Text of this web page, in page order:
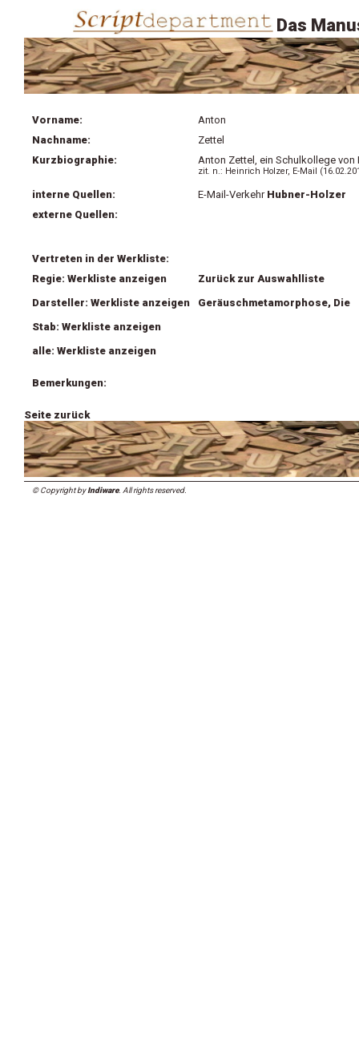
Das
Vorname:
Anton
Nachname:
Zettel
Kurzbiographie:
Anton Zettel, ein Schulkollege von
zit. n.: Heinrich Holzer, E-Mail
interne Quellen: E-Mail-Verkehr Hubner-Holzer
externe Quellen:
Vertreten in der Werkliste:
Regie: Werkliste anzeigen
Darsteller: Werkliste anzeigen
Stab: Werkliste anzeigen
alle: Werkliste anzeigen
Zurück zur Auswahlliste
Geräuschmetamorphose, Die
Bemerkungen:
Seite zurück
© Copyright byIndiware. All rights reserved.